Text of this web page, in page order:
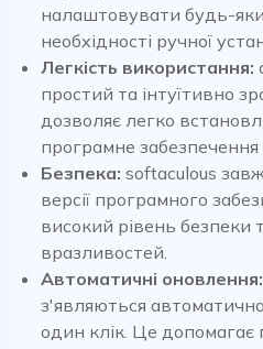
налаштовувати будь-
необхідності ручної
Легкість використання:
простий та інтуїтивно
дозволяє легко
програмне забезпечення
Безпека: softaculous
версії програмного
високий рівень безпеки
вразливостей.
Автоматичні оновлення:
з'являються
один клік. Це допомагає